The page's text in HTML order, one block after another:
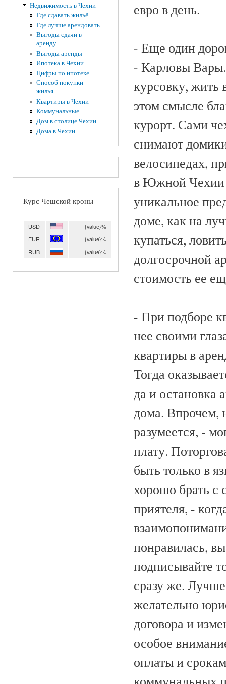
Недвижимость в Чехии
Где сдавать жильё
Где лучше арендовать
Выгоды сдачи в
аренду
Выгоды аренды
Ипотека в Чехии
Цифры по ипотеке
Способ покупки
жилья
Квартиры в Чехии
Коммунальные
Дом в столице Чехии
Дома в Чехии
Курс Чешской кроны
USD
{value}%
EUR
{value}%
RUB
{value}%
евро в день.
- Еще один
- Карловы
курсовку, жить
этом смысле
курорт. Сами
снимают
велосипедах,
в Южной Чехии
уникальное
доме, как на
купаться,
долгосрочной
стоимость ее
- При подборе
нее своими
квартиры в
Тогда
да и остановка
дома. Впрочем,
разумеется, -
плату.
быть только в
хорошо брать с
приятеля, -
понравилась,
подписывайте
сразу же.
желательно
договора и
особое
оплаты и